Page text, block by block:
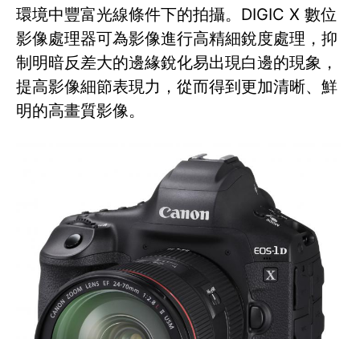
環境中豐富光線條件下的拍攝。DIGIC X 數位
影像處理器可為影像進行高精細銳度處理，抑
制明暗反差大的邊緣銳化易出現白邊的現象，
提高影像細節表現力，從而得到更加清晰、鮮
明的高畫質影像。